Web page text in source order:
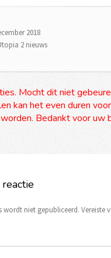
2018
2 nieuws
Mocht dit niet
kan het even duren
Bedankt voor uw
wordt niet gepubliceerd. Vereiste